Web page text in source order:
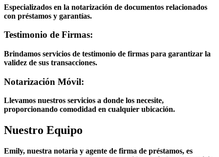
Especializados en la notarización de documentos relacionados
con préstamos y garantías.
Testimonio de Firmas:
Brindamos servicios de testimonio de firmas para garantizar la
validez de sus transacciones.
Notarización Móvil:
Llevamos nuestros servicios a donde los necesite,
proporcionando comodidad en cualquier ubicación.
Nuestro Equipo
Emily, nuestra notaria y agente de firma de préstamos, es